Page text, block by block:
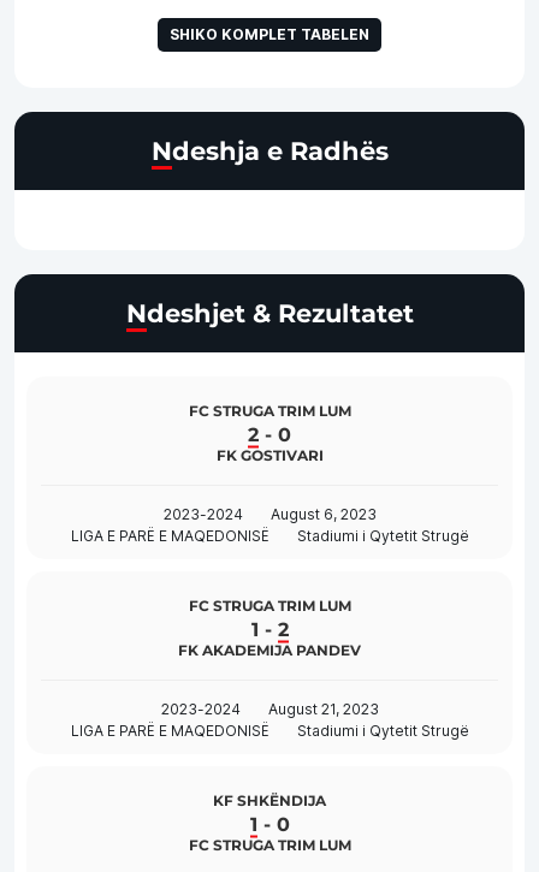
SHIKO KOMPLET TABELEN
Ndeshja e Radhës
Ndeshjet & Rezultatet
FC STRUGA TRIM LUM
2 - 0
FK GOSTIVARI
2023-2024
August 6, 2023
LIGA E PARË E MAQEDONISË
Stadiumi i Qytetit Strugë
FC STRUGA TRIM LUM
1 - 2
FK AKADEMIJA PANDEV
2023-2024
August 21, 2023
LIGA E PARË E MAQEDONISË
Stadiumi i Qytetit Strugë
KF SHKËNDIJA
1 - 0
FC STRUGA TRIM LUM